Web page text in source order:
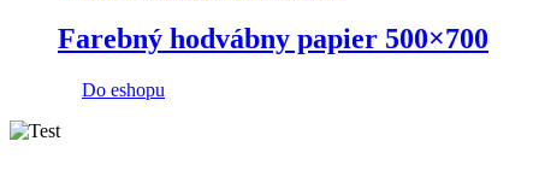
Farebný hodvábny papier 500×700
Do eshopu